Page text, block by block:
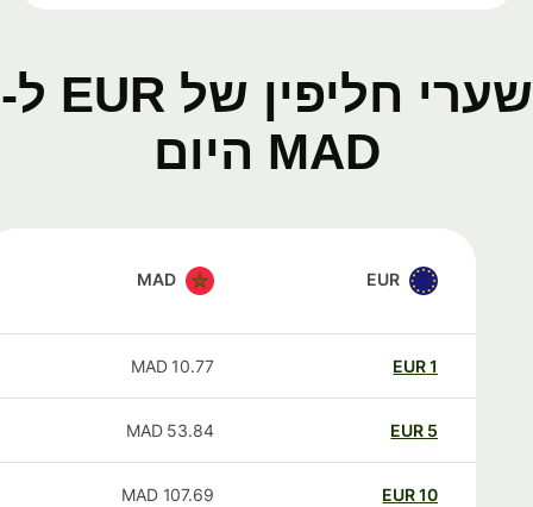
שערי חליפין של EUR ל-
MAD היום
EUR
MAD
EUR
10.77
MAD
EUR
53.84
MAD
EUR
107.69
MAD